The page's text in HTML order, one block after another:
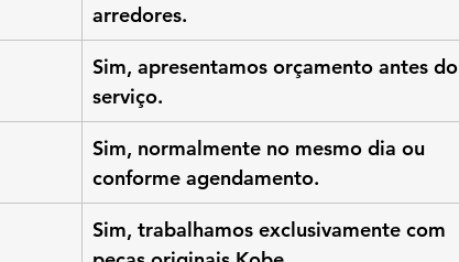
arredores.
Sim, apresentamos orçamento antes do
serviço.
Sim, normalmente no mesmo dia ou
conforme agendamento.
Sim, trabalhamos exclusivamente com